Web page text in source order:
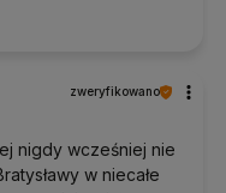
Travel o wadze
kauczuk zużywa
się maty z PVC.
zweryfikowano
nigdy wcześniej nie
w niecałe